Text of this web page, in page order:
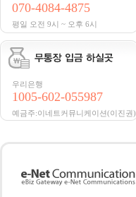
070-4084-4875
평일 오전 9시 ~ 오후 6시
우리은행
1005-602-055987
예금주:이네트커뮤니케이션(이진권)